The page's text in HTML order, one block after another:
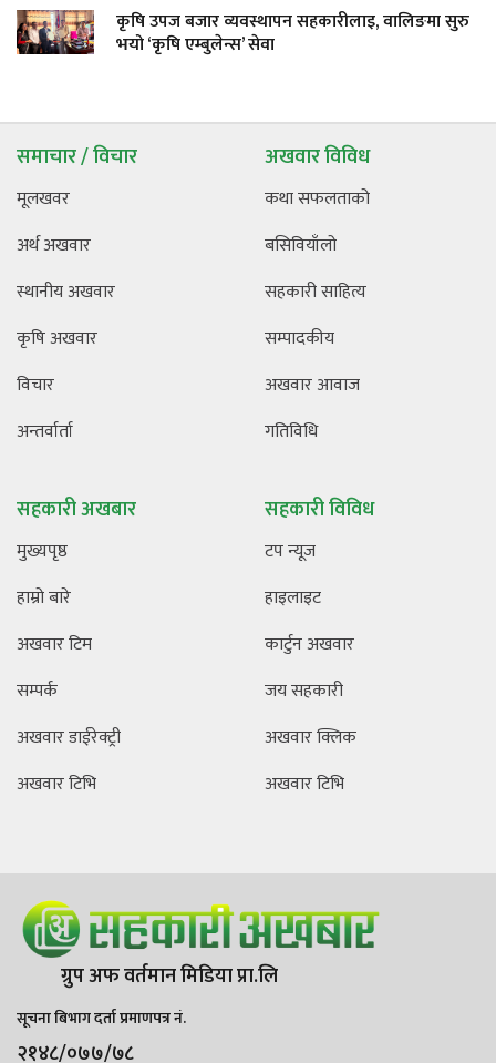
कृषि उपज बजार व्यवस्थापन सहकारीलाइ, वालिङमा सुरु
भयो ‘कृषि एम्बुलेन्स’ सेवा
समाचार / विचार
मूलखवर
अर्थ अखवार
स्थानीय अखवार
कृषि अखवार
विचार
अन्तर्वार्ता
अखवार विविध
कथा सफलताको
बसिवियाँलो
सहकारी साहित्य
सम्पादकीय
अखवार आवाज
गतिविधि
सहकारी अखबार
मुख्यपृष्ठ
हाम्रो बारे
अखवार टिम
सम्पर्क
अखवार डाईरेक्ट्री
अखवार टिभि
सहकारी विविध
टप न्यूज
हाइलाइट
कार्टुन अखवार
जय सहकारी
अखवार क्लिक
अखवार टिभि
ग्रुप अफ वर्तमान मिडिया प्रा.लि
सूचना बिभाग दर्ता प्रमाणपत्र नं.
२१४८/०७७/७८